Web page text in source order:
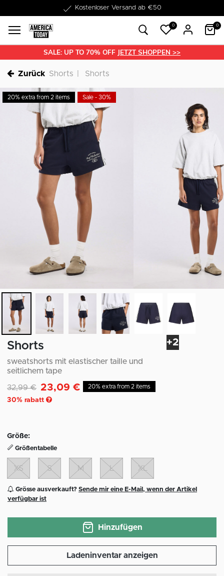
1-3 Werktage Lieferzeit
0 0
SALE: UP TO 70% OFF JETZT SHOPPEN >>
Zurück Shorts Shorts
+2
20% extra from 2 items Sale - 30%
Shorts
sweatshorts mit elastischer taille und
seitlichem tape
Reduziert von
32,99 €auf23,09 €
30% rabatt
20% extra from 2 items
Größe:
Größentabelle
XS S M L XL
Grösse ausverkauft? Sende mir eine E-Mail, wenn der Artikel
verfügbar ist
Hinzufügen
Ladeninventar anzeigen